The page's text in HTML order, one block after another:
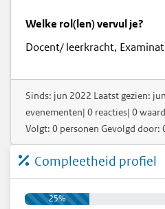
Welke rol(len) vervul je?
Docent/ leerkracht,
Sinds: jun 2022 Laatst gezien:
evenementen| 0 reacties| 0
Volgt: 0 personen Gevolgd door:
Compleetheid profiel
25%